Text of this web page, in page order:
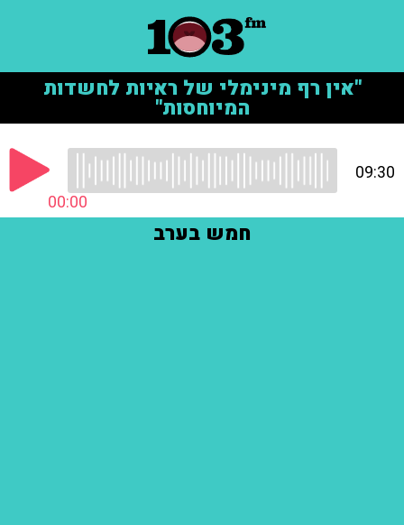
"אין רף מינימלי של ראיות לחשדות
המיוחסות"
00:00
09:30
חמש בערב